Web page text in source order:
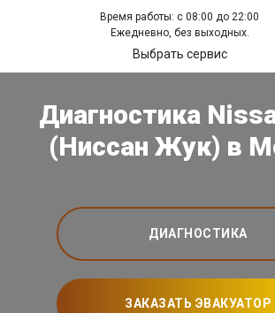
Время работы: с 08:00 до 22:00
Ежедневно, без выходных.
Выбрать сервис
Диагностика
(Ниссан Жук) в
ДИАГНОСТИКА
ЗАКАЗАТЬ ЭВАКУАТОР